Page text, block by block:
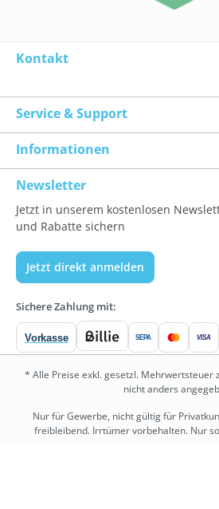
Kontakt
Service & Support
Informationen
Newsletter
Jetzt in unserem kostenlosen
und Rabatte sichern
Jetzt direkt anmelden
Sichere Zahlung mit:
Vorkasse SEPA VISA
* Alle Preise exkl. gesetzl. Mehrwertsteuer
nicht anders
Nur für Gewerbe, nicht gültig für
freibleibend. Irrtümer vorbehalten. Nur